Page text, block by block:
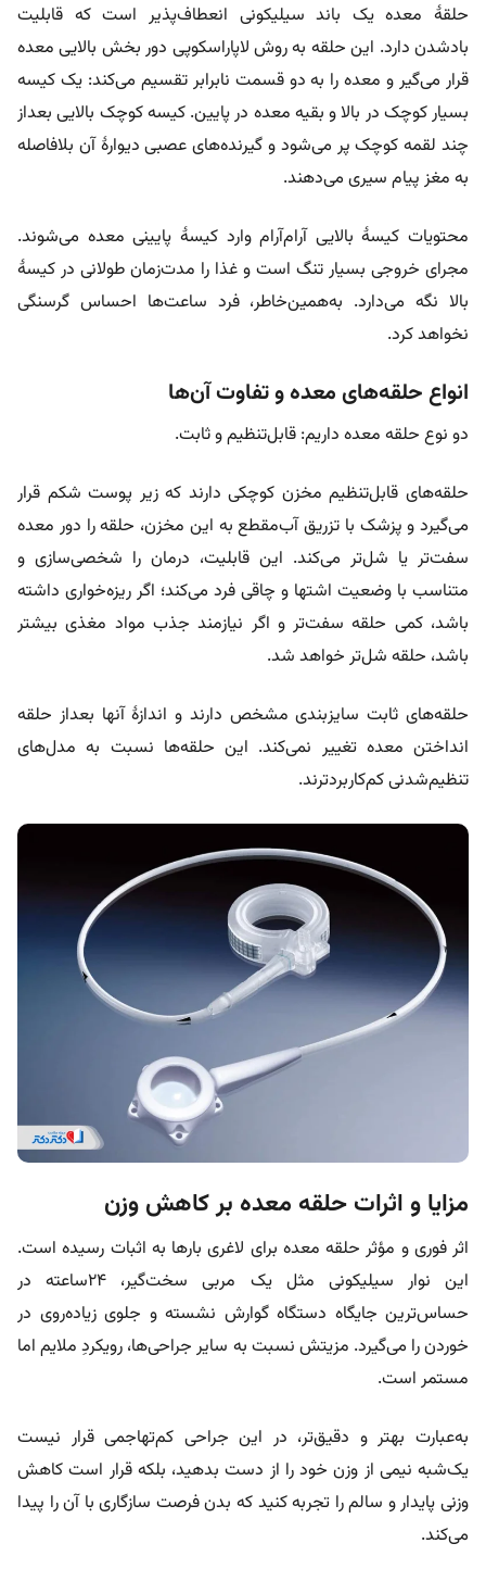
حلقۀ معده یک باند سیلیکونی انعطاف‌پذیر است که قابلیت
بادشدن دارد. این حلقه به روش لاپاراسکوپی دور بخش بالایی معده
قرار می‌گیر و معده را به دو قسمت نابرابر تقسیم می‌کند: یک کیسه
بسیار کوچک در بالا و بقیه معده در پایین. کیسه کوچک بالایی بعداز
چند لقمه کوچک پر می‌شود و گیرنده‌های عصبی دیوارۀ آن بلافاصله
به مغز پیام سیری می‌دهند.
محتویات کیسۀ بالایی آرام‌آرام وارد کیسۀ پایینی معده می‌شوند.
مجرای خروجی بسیار تنگ است و غذا را مدت‌زمان طولانی در کیسۀ
بالا نگه می‌دارد. به‌همین‌خاطر، فرد ساعت‌ها احساس گرسنگی
نخواهد کرد.
انواع حلقه‌های معده و تفاوت آن‌ها
دو نوع حلقه معده داریم: قابل‌تنظیم و ثابت.
حلقه‌های قابل‌تنظیم مخزن کوچکی دارند که زیر پوست شکم قرار
می‌گیرد و پزشک با تزریق آب‌مقطع به این مخزن، حلقه را دور معده
سفت‌تر یا شل‌تر می‌کند. این قابلیت، درمان را شخصی‌سازی و
متناسب با وضعیت اشتها و چاقی فرد می‌کند؛ اگر ریزه‌خواری داشته
باشد، کمی حلقه سفت‌تر و اگر نیازمند جذب مواد مغذی بیشتر
باشد، حلقه شل‌تر خواهد شد.
حلقه‌های ثابت سایزبندی مشخص دارند و اندازۀ آنها بعداز حلقه
انداختن معده تغییر نمی‌کند. این حلقه‌ها نسبت به مدل‌های
تنظیم‌شدنی کم‌کاربردترند.
مزایا و اثرات حلقه معده بر کاهش وزن
اثر فوری و مؤثر حلقه معده برای لاغری بارها به اثبات رسیده است.
این نوار سیلیکونی مثل یک مربی سخت‌گیر، ۲۴ساعته در
حساس‌ترین جایگاه دستگاه گوارش نشسته و جلوی زیاده‌روی در
خوردن را می‌گیرد. مزیتش نسبت به سایر جراحی‌ها، رویکردِ ملایم اما
مستمر است.
به‌عبارت بهتر و دقیق‌تر، در این جراحی کم‌تهاجمی قرار نیست
یک‌شبه نیمی از وزن خود را از دست بدهید، بلکه قرار است کاهش
وزنی پایدار و سالم را تجربه کنید که بدن فرصت سازگاری با آن را پیدا
می‌کند.